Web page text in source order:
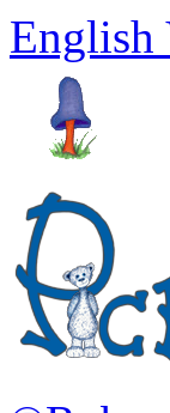
English